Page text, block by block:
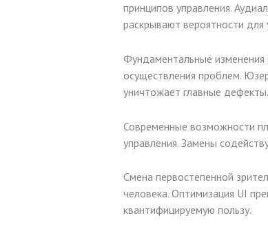
принципов управления.
раскрывают вероятности для
Фундаментальные изменения
осуществления проблем.
уничтожает главные дефекты.
Современные возможности
управления. Замены
Смена первостепенной
человека. Оптимизация UI
квантифицируемую пользу.